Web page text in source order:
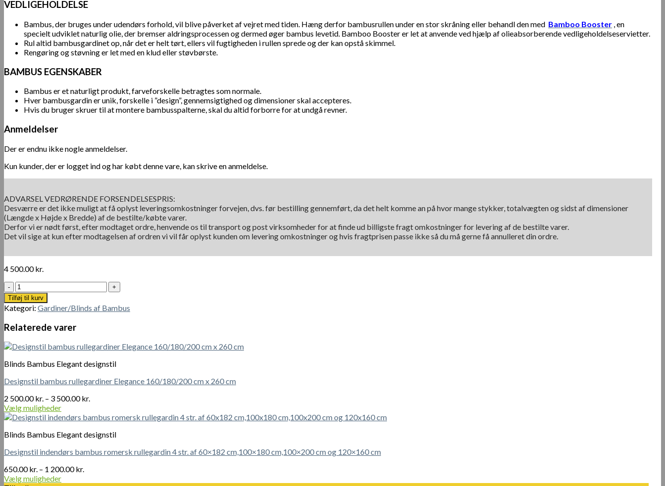
VEDLIGEHOLDELSE
Bambus, der bruges under udendørs forhold, vil blive påverket af vejret med tiden. Hæng derfor bambusrullen under en stor skråning eller behandl den med Bamboo Booster , en
specielt udviklet naturlig olie, der bremser aldringsprocessen og dermed øger bambus levetid. Bamboo Booster er let at anvende ved hjælp af olieabsorberende vedligeholdelseservietter.
Rul altid bambusgardinet op, når det er helt tørt, ellers vil fugtigheden i rullen sprede og der kan opstå skimmel.
Rengøring og støvning er let med en klud eller støvbørste.
BAMBUS EGENSKABER
Bambus er et naturligt produkt, farveforskelle betragtes som normale.
Hver bambusgardin er unik, forskelle i ”design”, gennemsigtighed og dimensioner skal accepteres.
Hvis du bruger skruer til at montere bambusspalterne, skal du altid forborre for at undgå revner.
Anmeldelser
Der er endnu ikke nogle anmeldelser.
Kun kunder, der er logget ind og har købt denne vare, kan skrive en anmeldelse.
ADVARSEL VEDRØRENDE FORSENDELSESPRIS:
Desværre er det ikke muligt at få oplyst leveringsomkostninger forvejen, dvs. før bestilling gennemført, da det helt komme an på hvor mange stykker, totalvægten og sidst af dimensioner
(Længde x Højde x Bredde) af de bestilte/købte varer.
Derfor vi er nødt først, efter modtaget ordre, henvende os til transport og post virksomheder for at finde ud billigste fragt omkostninger for levering af de bestilte varer.
Det vil sige at kun efter modtagelsen af ordren vi vil får oplyst kunden om levering omkostninger og hvis fragtprisen passe ikke så du må gerne få annulleret din ordre.
4 500.00kr.
Naturlig
Udendørs
Bambusgardin
250
cm
x
250-
300
cm
antal
Tilføj til kurv
Kategori: Gardiner/Blinds af Bambus
Relaterede varer
Blinds Bambus Elegant designstil
Designstil bambus rullegardiner Elegance 160/180/200 cm x 260 cm
2 500.00kr. – 3 500.00kr.
500.00 kr.
3
Vælg muligheder
Dette
har
varianter.
kan
vælges
Blinds Bambus Elegant designstil
Designstil indendørs bambus romersk rullegardin 4 str. af 60×182 cm,100×180 cm,100×200 cm og 120×160 cm
650.00kr. – 1 200.00kr.
Vælg muligheder